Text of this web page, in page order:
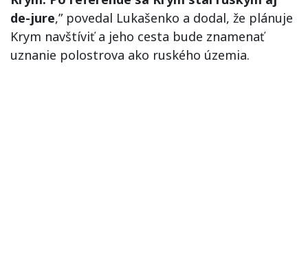
de-jure,” povedal Lukašenko a dodal, že plánuje
Krym navštíviť a jeho cesta bude znamenať
uznanie polostrova ako ruského územia.